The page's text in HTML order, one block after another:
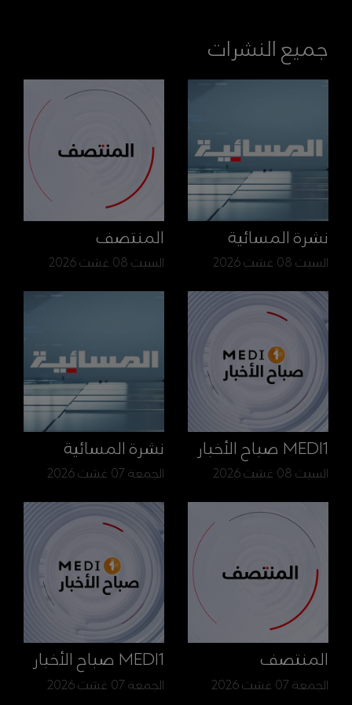
جميع النشرات
نشرة المسائية
السبت 08 غشت 2026
المنتصف
السبت 08 غشت 2026
MEDI1 صباح الأخبار
السبت 08 غشت 2026
نشرة المسائية
الجمعة 07 غشت 2026
المنتصف
الجمعة 07 غشت 2026
MEDI1 صباح الأخبار
الجمعة 07 غشت 2026